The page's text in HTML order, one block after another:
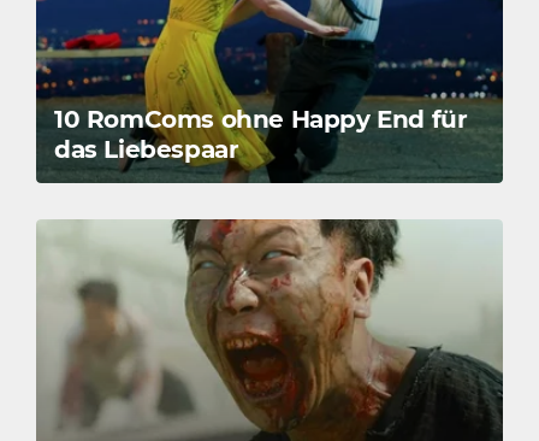
10 RomComs ohne Happy End für
das Liebespaar